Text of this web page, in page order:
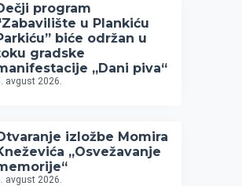
program
u Plankiću
biće održan u
gradske
„Dani piva“
avgust 2026.
izložbe Momira
„Osvežavanje
avgust 2026.